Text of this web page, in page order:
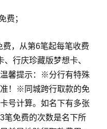
费；
，从第6笔起每笔收费
行庆珍藏版梦想卡、
馨提示：※分行有特殊
！※同城跨行取款的免
号计算。如名下有多张
笔免费的次数是名下所